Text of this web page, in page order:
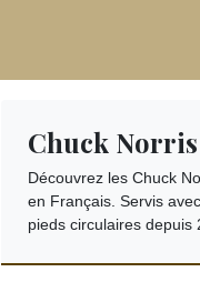
Chuck
Découvrez les Chuck
en Français. Servis
pieds circulaires depuis